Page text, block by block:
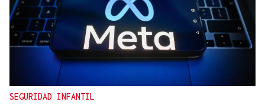
QUEN CHO DIXO
¿Sabe usted que la reina Letizia hizo un guiño a
Ourense en la final del Mundial?
SEGURIDAD INFANTIL